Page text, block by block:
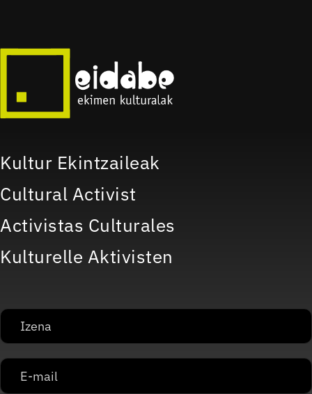
Kultur Ekintzaileak
Cultural Activist
Activistas Culturales
Kulturelle Aktivisten